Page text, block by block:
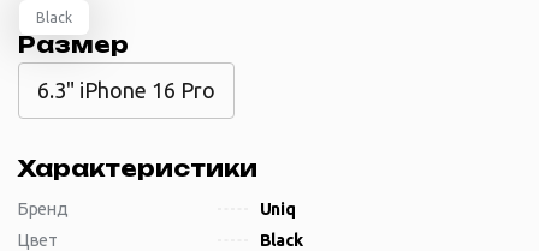
Black
Размер
6.3" iPhone 16 Pro
Характеристики
Бренд
Uniq
Цвет
Black